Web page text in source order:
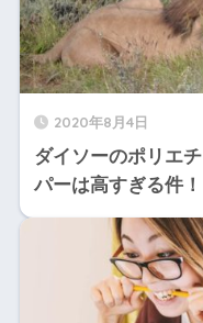
2020年8月4日
ダイソーのポリエ
パーは高すぎる件！